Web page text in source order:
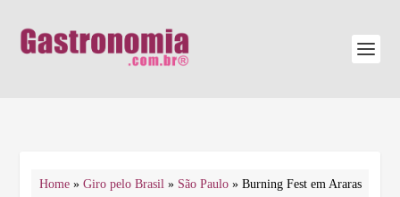
Home» Giro pelo Brasil» São Paulo» Burning Fest em Araras